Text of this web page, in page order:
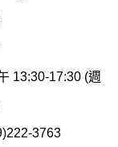
保
局
染
制
13:30-17:30 (週
3763